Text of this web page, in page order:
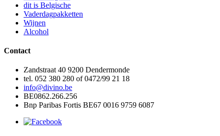
dit is Belgische
Vaderdagpakketten
Wijnen
Alcohol
Contact
Zandstraat 40 9200 Dendermonde
tel. 052 380 280 of 0472/99 21 18
info@divino.be
BE0862.266.256
Bnp Paribas Fortis BE67 0016 9759 6087